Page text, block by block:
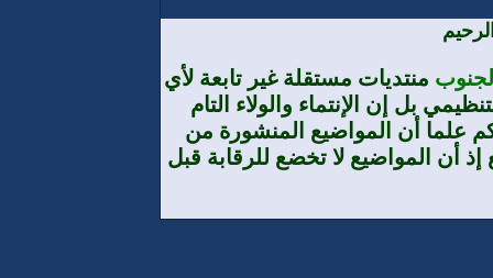
منتديات مستقلة غير تابعة لأي
بل إن الإنتماء والولاء التام
علما أن المواضيع المنشورة من
أن المواضيع لا تخضع للرقابة قبل